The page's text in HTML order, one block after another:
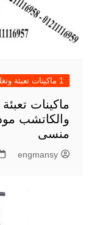
1 ماكينات تعبئة وتغليف السوائل فى اكياس
ماكينات
منسى
engmansy